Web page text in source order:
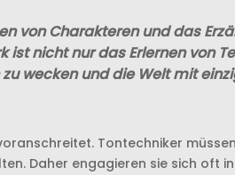
von Charakteren und das
nicht nur das Erlernen von
wecken und die Welt mit
Tontechniker
Daher engagieren sie sich oft